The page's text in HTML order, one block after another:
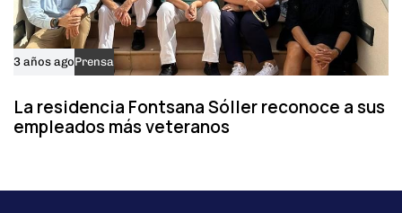
3 años agoPrensa
La residencia Fontsana Sóller reconoce a sus
empleados más veteranos